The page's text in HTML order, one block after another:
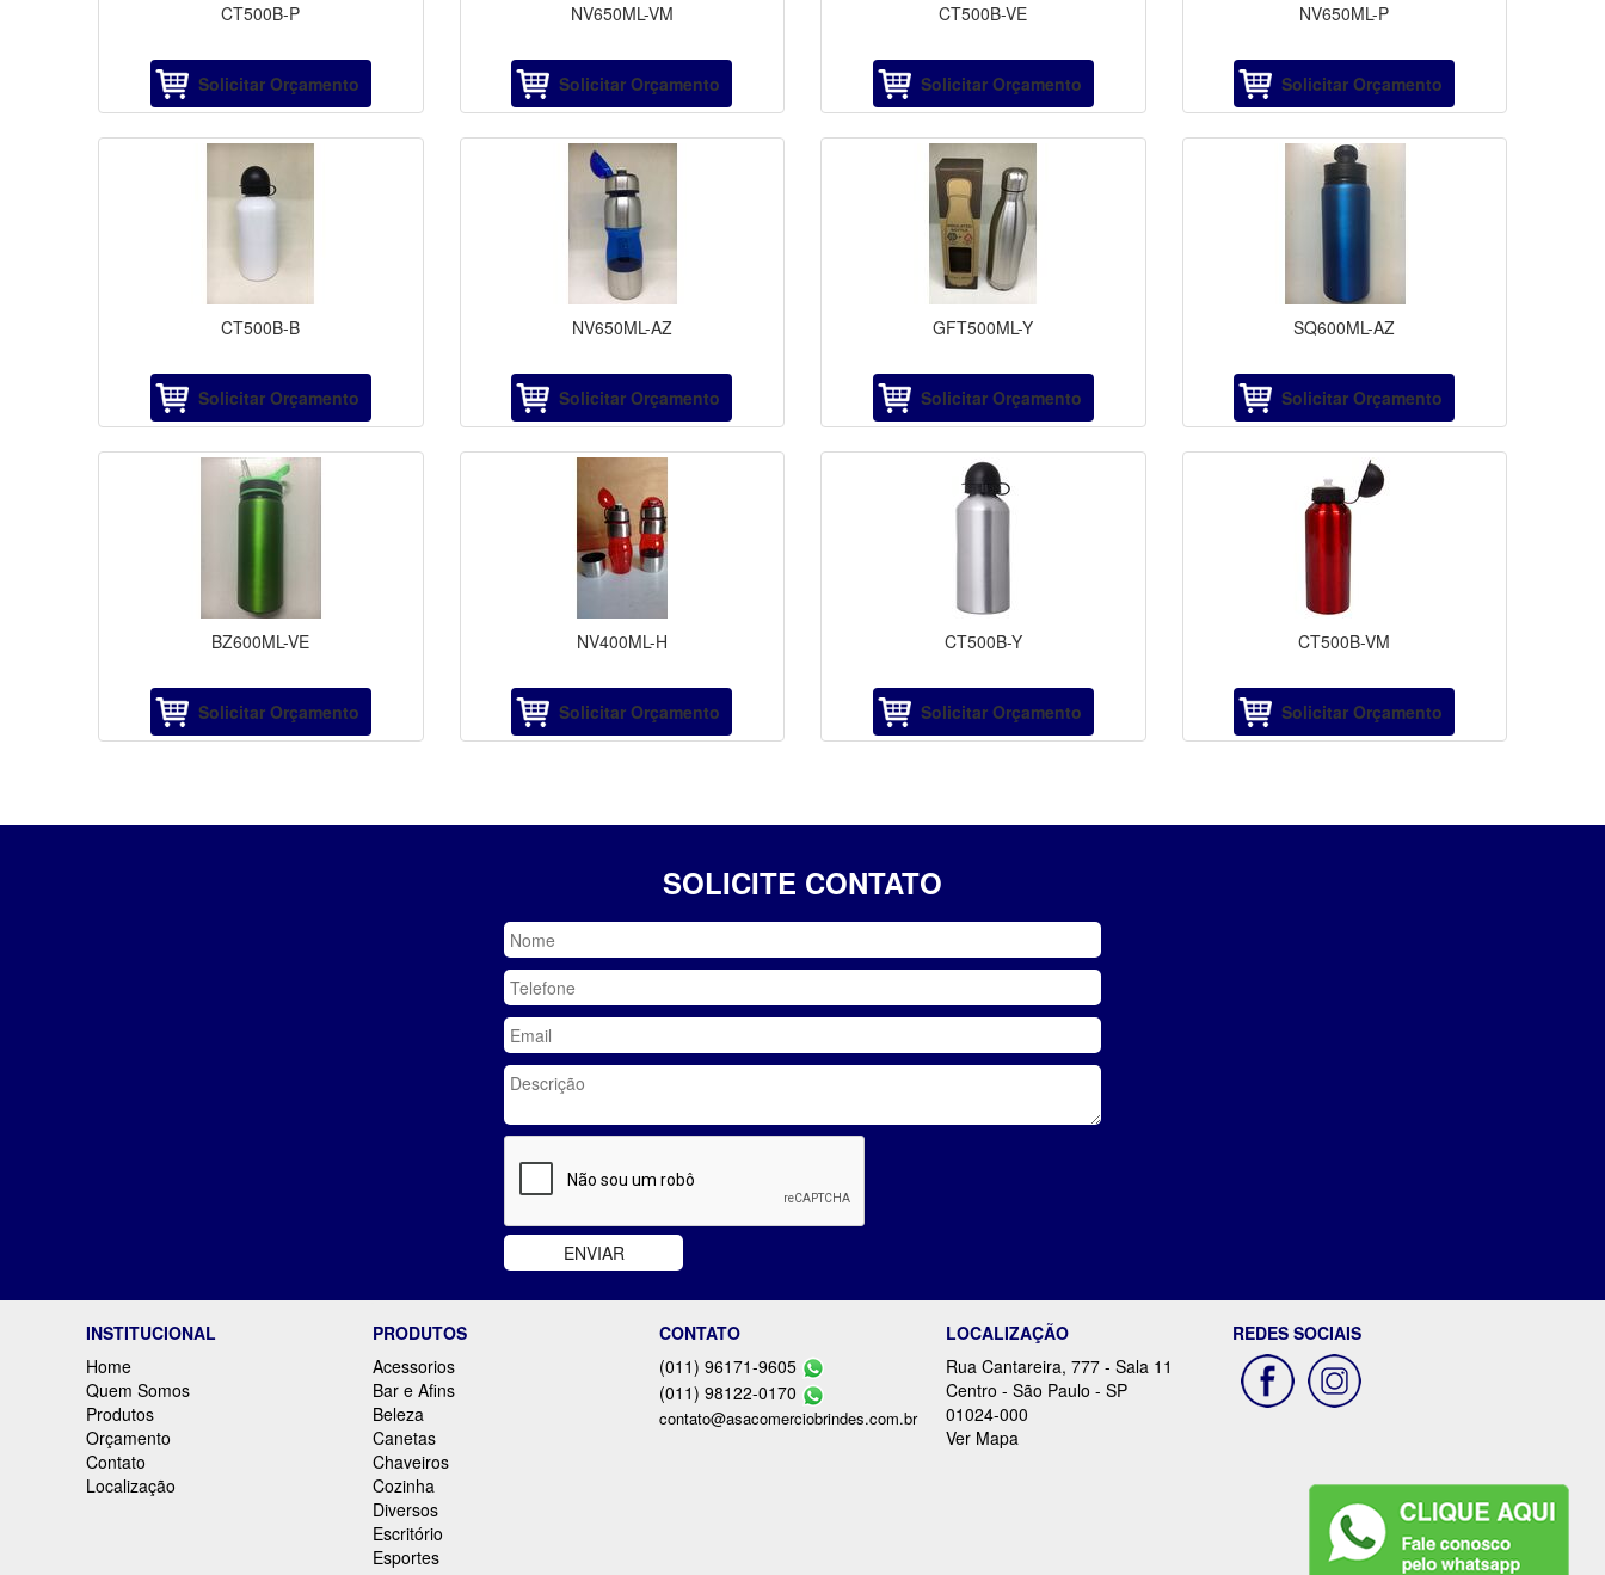
CT500B-P
Solicitar Orçamento
NV650ML-VM
Solicitar Orçamento
CT500B-VE
Solicitar Orçamento
NV650ML-P
Solicitar Orçamento
CT500B-B
Solicitar Orçamento
NV650ML-AZ
Solicitar Orçamento
GFT500ML-Y
Solicitar Orçamento
SQ600ML-AZ
Solicitar Orçamento
BZ600ML-VE
Solicitar Orçamento
NV400ML-H
Solicitar Orçamento
CT500B-Y
Solicitar Orçamento
CT500B-VM
Solicitar Orçamento
SOLICITE CONTATO
INSTITUCIONAL
Home
Quem Somos
Produtos
Orçamento
Contato
Localização
PRODUTOS
Acessorios
Bar e Afins
Beleza
Canetas
Chaveiros
Cozinha
Diversos
Escritório
Esportes
CONTATO
(011) 96171-9605
(011) 98122-0170
contato@asacomerciobrindes.com.br
LOCALIZAÇÃO
Rua Cantareira, 777 - Sala 11
Centro - São Paulo - SP
01024-000
Ver Mapa
REDES SOCIAIS